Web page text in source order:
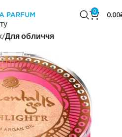
0 0.00
Для обличчя